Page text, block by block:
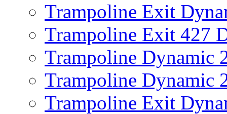
Trampoline Exit
Trampoline Exit 427
Trampoline Dynamic
Trampoline Dynamic
Trampoline Exit